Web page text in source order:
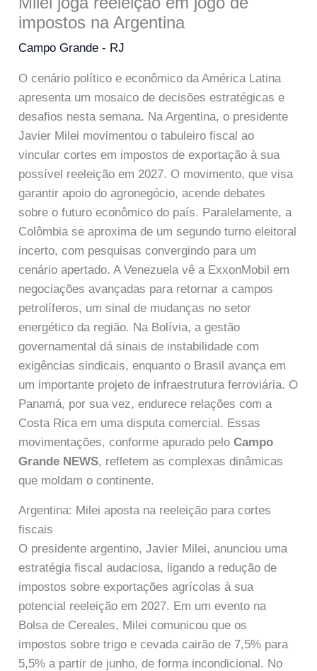
impostos na Argentina
Campo Grande - RJ
O cenário político e econômico da América Latina
apresenta um mosaico de decisões estratégicas e
desafios nesta semana. Na Argentina, o presidente
Javier Milei movimentou o tabuleiro fiscal ao
vincular cortes em impostos de exportação à sua
possível reeleição em 2027. O movimento, que visa
garantir apoio do agronegócio, acende debates
sobre o futuro econômico do país. Paralelamente, a
Colômbia se aproxima de um segundo turno eleitoral
incerto, com pesquisas convergindo para um
cenário apertado. A Venezuela vê a ExxonMobil em
negociações avançadas para retornar a campos
petrolíferos, um sinal de mudanças no setor
energético da região. Na Bolívia, a gestão
governamental dá sinais de instabilidade com
exigências sindicais, enquanto o Brasil avança em
um importante projeto de infraestrutura ferroviária. O
Panamá, por sua vez, endurece relações com a
Costa Rica em uma disputa comercial. Essas
movimentações, conforme apurado peloCampo
Grande NEWS, refletem as complexas dinâmicas
que moldam o continente.
Argentina: Milei aposta na reeleição para cortes
fiscais
O presidente argentino, Javier Milei, anunciou uma
estratégia fiscal audaciosa, ligando a redução de
impostos sobre exportações agrícolas à sua
potencial reeleição em 2027. Em um evento na
Bolsa de Cereales, Milei comunicou que os
impostos sobre trigo e cevada cairão de 7,5% para
5,5% a partir de junho, de forma incondicional. No